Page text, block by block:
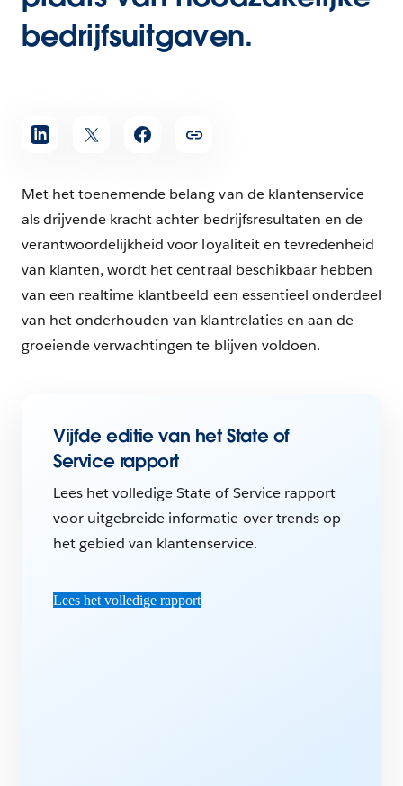
bedrijfsuitgaven.
Met het toenemende belang van de klantenservice
als drijvende kracht achter bedrijfsresultaten en de
verantwoordelijkheid voor loyaliteit en tevredenheid
van klanten, wordt het centraal beschikbaar hebben
van een realtime klantbeeld een essentieel onderdeel
van het onderhouden van klantrelaties en aan de
groeiende verwachtingen te blijven voldoen.
Vijfde editie van het State of
Service rapport
Lees het volledige State of Service rapport
voor uitgebreide informatie over trends op
het gebied van klantenservice.
Lees het volledige rapport